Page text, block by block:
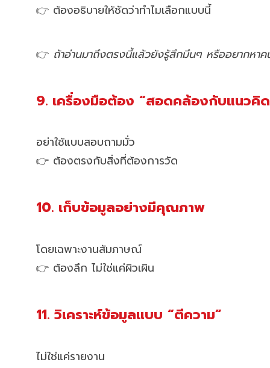
👉 ต้องอธิบายให้ชัดว่าทำไมเลือกแบบนี้
👉 ถ้าอ่านมาถึงตรงนี้แล้วยังรู้สึกมึนๆ หรืออยากหา
9. เครื่องมือต้อง “สอดคล้องกับแนวคิ
อย่าใช้แบบสอบถามมั่ว
👉 ต้องตรงกับสิ่งที่ต้องการวัด
10. เก็บข้อมูลอย่างมีคุณภาพ
โดยเฉพาะงานสัมภาษณ์
👉 ต้องลึก ไม่ใช่แค่ผิวเผิน
11. วิเคราะห์ข้อมูลแบบ “ตีความ”
ไม่ใช่แค่รายงาน